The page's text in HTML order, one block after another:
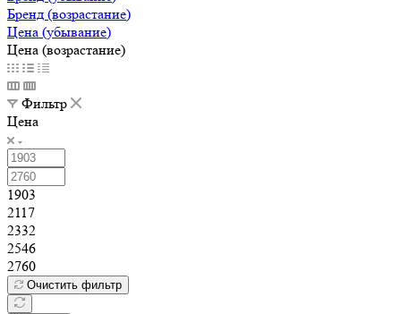
Бренд (возрастание)
Цена (убывание)
Цена (возрастание)
Фильтр
Цена
1903
2117
2332
2546
2760
Очистить фильтр